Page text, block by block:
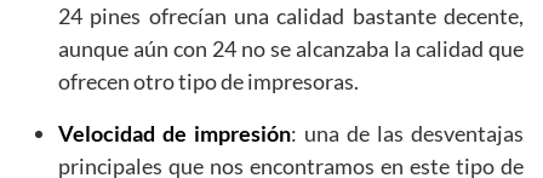
24 pines ofrecían una calidad bastante decente,
aunque aún con 24 no se alcanzaba la calidad que
ofrecen otro tipo de impresoras.
Velocidad de impresión: una de las desventajas
principales que nos encontramos en este tipo de